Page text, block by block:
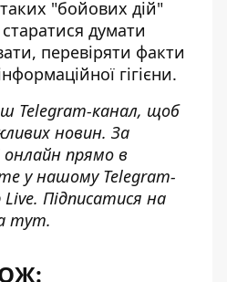
"бойових дій"
думати
перевіряти факти
гігієни.
Telegram-канал, щоб
новин. За
прямо в
у нашому Telegram-
. Підписатися на
тут.